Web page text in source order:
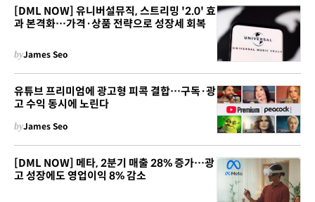
[DML NOW] 유니버설뮤직, 스트리밍 '2.0' 효
과 본격화…가격·상품 전략으로 성장세 회복
byJames Seo
유튜브 프리미엄에 광고형 피콕 결합…구독·광
고 수익 동시에 노린다
byJames Seo
[DML NOW] 메타, 2분기 매출 28% 증가…광
고 성장에도 영업이익 8% 감소